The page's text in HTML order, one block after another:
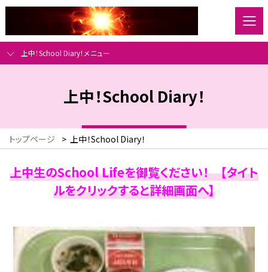
上中！School Diary！メニュー
上中！School Diary！
トップページ > 上中！School Diary！
上中生のSchool Lifeを御覧ください！ 【タイト
ルをクリックすると詳細画面へ】